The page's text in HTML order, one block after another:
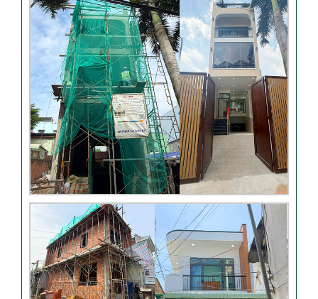
Thi công móng nhà có sàn
vượt nhịp tại Hóc Môn
Đánh giá của khách hàng
xây nhà 3 tầng tại Thủ Đức
Video đánh giá của khách
hàng anh Hào Quận Gò Vấp-
Xây nhà trọn gói